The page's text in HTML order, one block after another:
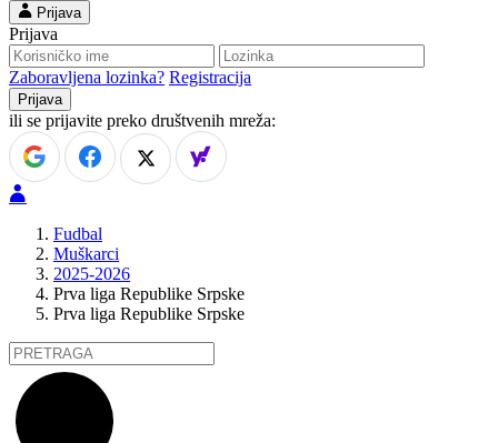
Prijava
Prijava
Zaboravljena lozinka? Registracija
ili se prijavite preko društvenih mreža:
Fudbal
Muškarci
2025-2026
Prva liga Republike Srpske
Prva liga Republike Srpske